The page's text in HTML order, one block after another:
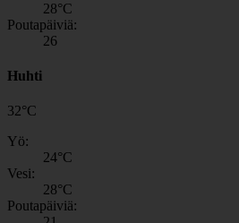
28°C
Poutapäiviä:
26
Huhti
32°C
Yö:
24°C
Vesi:
28°C
Poutapäiviä: